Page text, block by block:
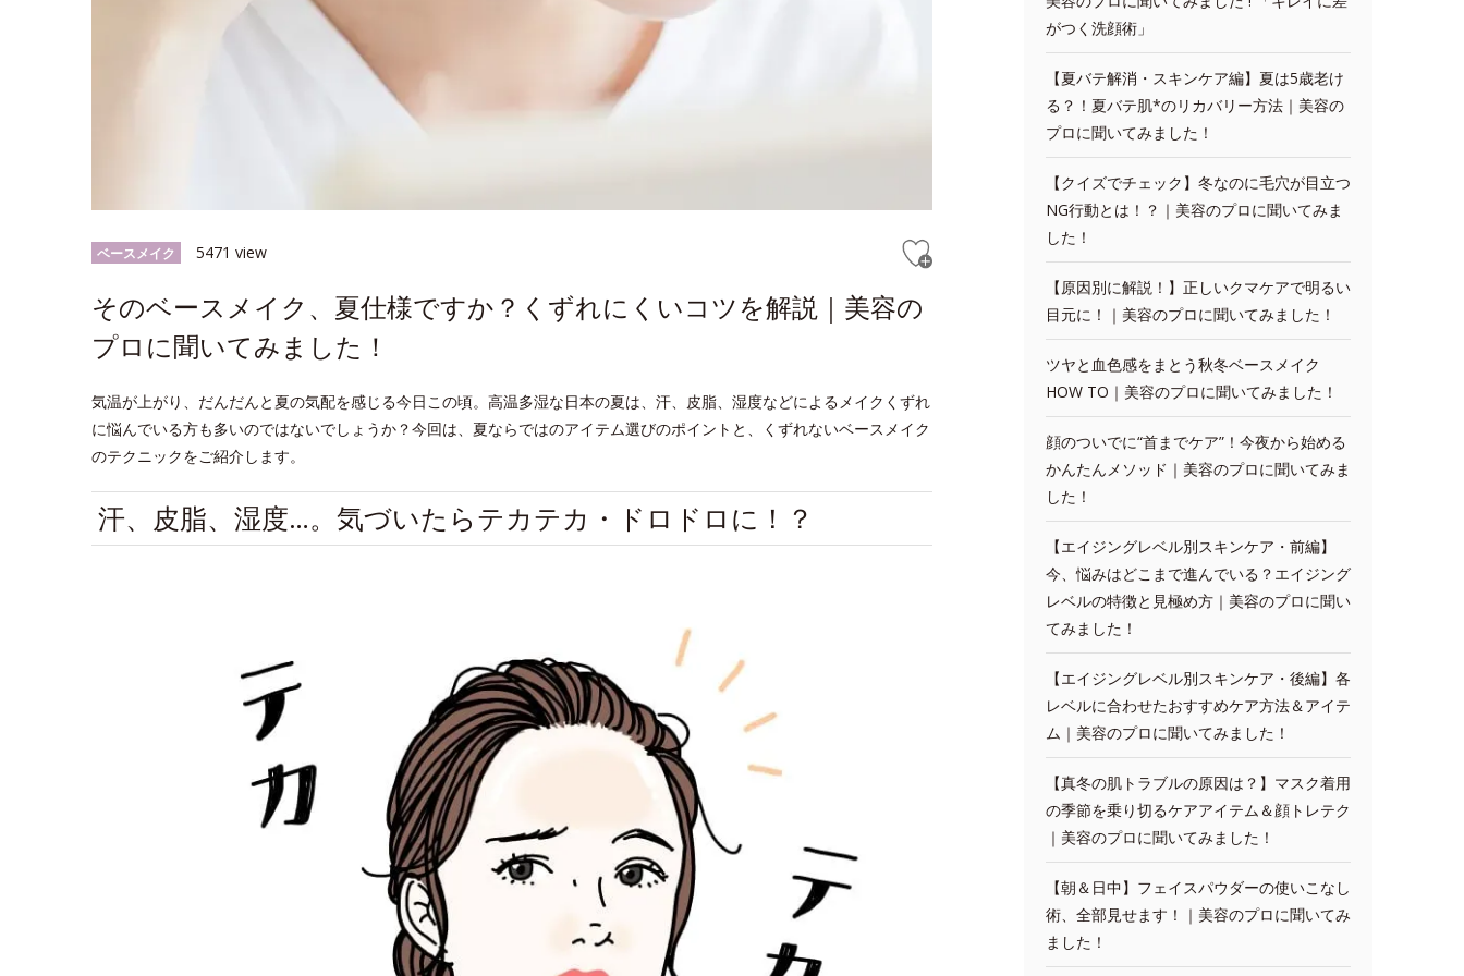
ベースメイク 5471 view
そのベースメイク、夏仕様ですか？くずれにくいコツを解説｜美容の
プロに聞いてみました！
気温が上がり、だんだんと夏の気配を感じる今日この頃。高温多湿な日本の夏は、汗、皮脂、湿度などによるメイクくずれ
に悩んでいる方も多いのではないでしょうか？今回は、夏ならではのアイテム選びのポイントと、くずれないベースメイク
のテクニックをご紹介します。
汗、皮脂、湿度…。気づいたらテカテカ・ドロドロに！？
がつく洗顔術」
【夏バテ解消・スキンケア編】夏は5歳老け
る？！夏バテ肌*のリカバリー方法｜美容の
プロに聞いてみました！
【クイズでチェック】冬なのに毛穴が目立つ
NG行動とは！？｜美容のプロに聞いてみま
した！
【原因別に解説！】正しいクマケアで明るい
目元に！｜美容のプロに聞いてみました！
ツヤと血色感をまとう秋冬ベースメイク
HOW TO｜美容のプロに聞いてみました！
顔のついでに“首までケア”！今夜から始める
かんたんメソッド｜美容のプロに聞いてみま
した！
【エイジングレベル別スキンケア・前編】
今、悩みはどこまで進んでいる？エイジング
レベルの特徴と見極め方｜美容のプロに聞い
てみました！
【エイジングレベル別スキンケア・後編】各
レベルに合わせたおすすめケア方法＆アイテ
ム｜美容のプロに聞いてみました！
【真冬の肌トラブルの原因は？】マスク着用
の季節を乗り切るケアアイテム＆顔トレテク
｜美容のプロに聞いてみました！
【朝＆日中】フェイスパウダーの使いこなし
術、全部見せます！｜美容のプロに聞いてみ
ました！